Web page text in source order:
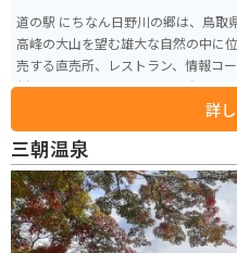
道の駅 にちなん日野川の郷は、鳥取
高峰の大山を望む雄大な自然の中に
売する直売所、レストラン、情報コーナー
材をふんだんに使った料理が自慢の
こでしか味わえないグルメを堪能で
新鮮な野菜や果物、手作りのパンや
です。 バイクで訪れる際は、道の駅から大山環状道路へアクセスしやすく、
ツーリングの拠点としてもおすすめ
温泉施設などもあり、自然を満喫し
す。道の駅 にちなん日野川の郷は、
る、魅力的なスポットです。
詳
三朝温泉